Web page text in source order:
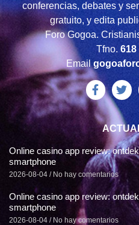
conferencias, debates y
gratuito, y edita
Foro Gogoa.
Tfno. 618
Email
Online casino app review:
smartphone
2026-08-04 No hay comentarios
Online casino app review:
smartphone
2026-08-04 No hay comentarios